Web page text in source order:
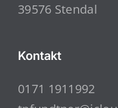
39576 Stendal
Kontakt
0171 1911992